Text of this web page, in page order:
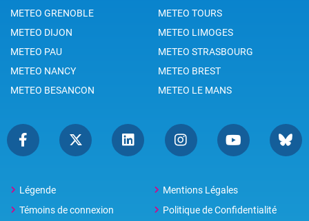
METEO GRENOBLE
METEO TOURS
METEO DIJON
METEO LIMOGES
METEO PAU
METEO STRASBOURG
METEO NANCY
METEO BREST
METEO BESANCON
METEO LE MANS
Légende
Mentions Légales
Témoins de connexion
Politique de Confidentialité